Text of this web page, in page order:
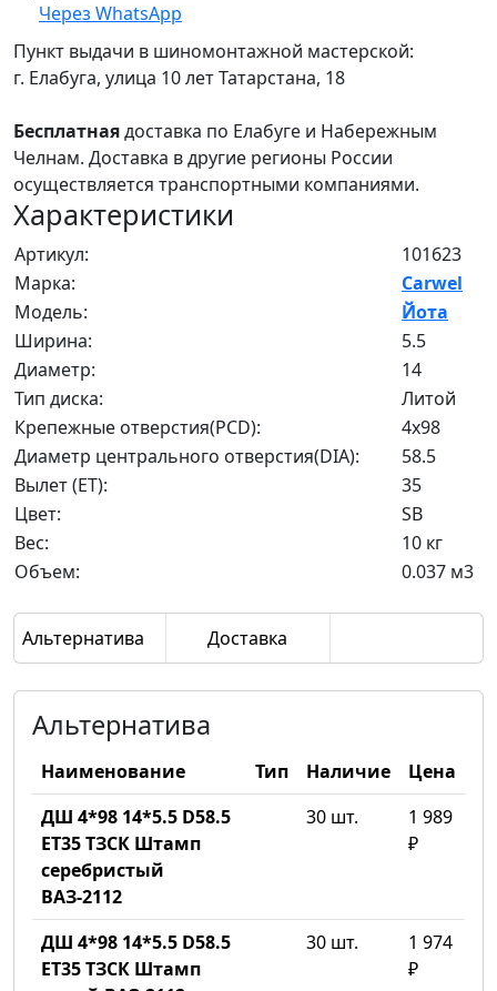
Через WhatsApp
Пункт выдачи в шиномонтажной мастерской:
г. Елабуга, улица 10 лет Татарстана, 18
Бесплатнаядоставка по Елабуге и Набережным
Челнам. Доставка в другие регионы России
осуществляется транспортными компаниями.
Характеристики
Артикул:
101623
Марка:
Carwel
Модель:
Йота
Ширина:
5.5
Диаметр:
14
Тип диска:
Литой
Крепежные отверстия(PCD):
4x98
Диаметр центрального отверстия(DIA):
58.5
Вылет (ET):
35
Цвет:
SB
Вес:
10 кг
Объем:
0.037 м3
Альтернатива Доставка
Альтернатива
Наименование Тип Наличие
Цена
ДШ 4*98 14*5.5 D58.5
ET35 ТЗСК Штамп
серебристый
ВАЗ-2112
30 шт.
1 989
₽
ДШ 4*98 14*5.5 D58.5
ET35 ТЗСК Штамп
30 шт.
1 974
₽